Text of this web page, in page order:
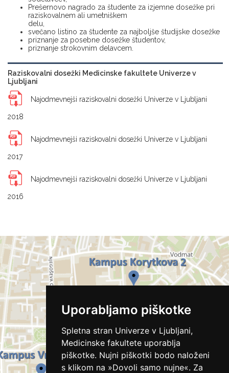
Uporabljamo piškotke
Spletna stran Univerze v Ljubljani,
Medicinske fakultete uporablja
piškotke. Nujni piškotki bodo naloženi
s klikom na »Dovoli samo nujne«. Za
Prešernovo nagrado za študente za izjemne dosežke pri
raziskovalnem ali umetniškem
delu,
svečano listino za študente za najboljše študijske dosežke
priznanje za posebne dosežke študentov,
priznanje strokovnim delavcem.
Raziskovalni dosežki Medicinske fakultete Univerze v
Ljubljani
Najodmevnejši raziskovalni dosežki Univerze v Ljubljani
2018
Najodmevnejši raziskovalni dosežki Univerze v Ljubljani
2017
Najodmevnejši raziskovalni dosežki Univerze v Ljubljani
2016